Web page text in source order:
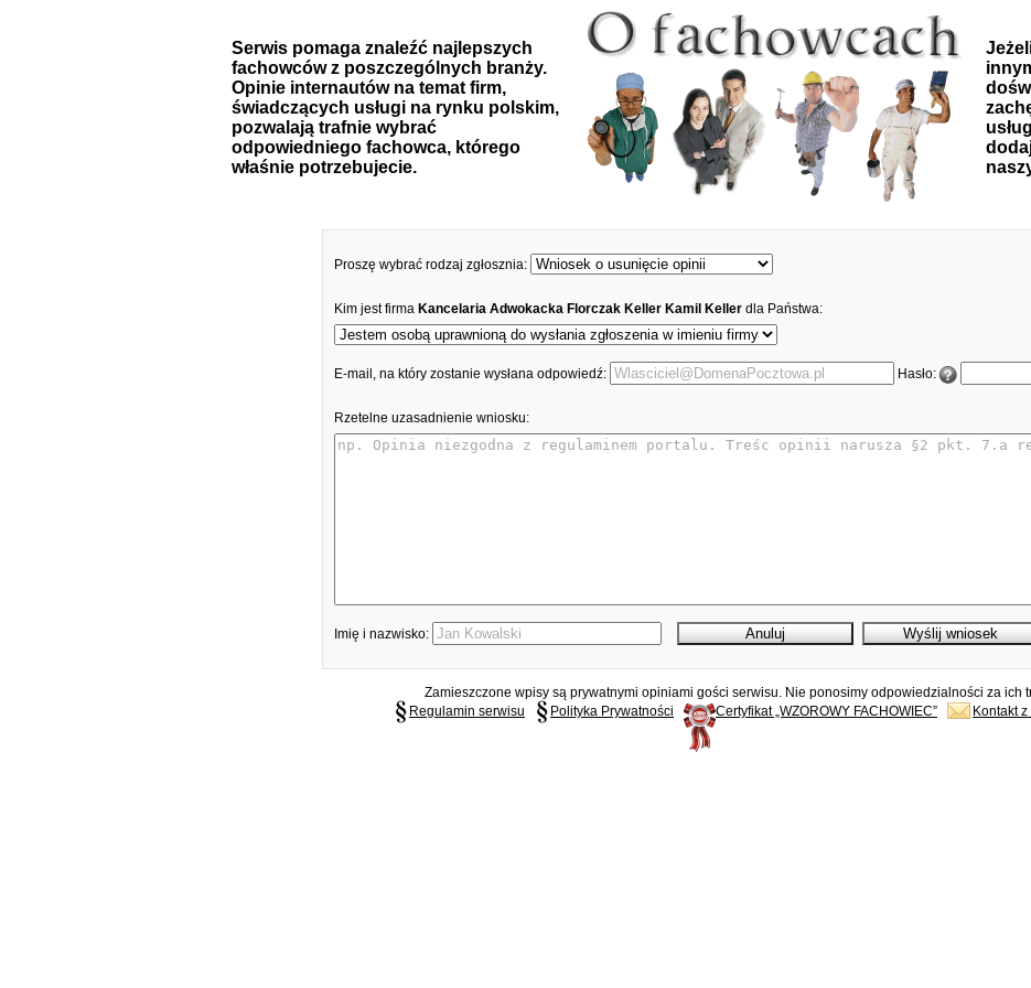
Serwis pomaga znaleźć najlepszych
fachowców z poszczególnych branży.
Opinie internautów na temat firm,
świadczących usługi na rynku polskim,
pozwalają trafnie wybrać
odpowiedniego fachowca, którego
właśnie potrzebujecie.
Proszę wybrać rodzaj zgłosznia:
Kim jest firma Kancelaria Adwokacka Florczak Keller Kamil Keller dla Państwa:
E-mail, na który zostanie wysłana odpowiedź: Hasło:
Rzetelne uzasadnienie wniosku:
Imię i nazwisko:
Zamieszczone wpisy są prywatnymi opiniami gości serwisu. Nie ponosimy odpowiedzialności za ich
Regulamin serwisu
Polityka Prywatności Certyfikat „WZOROWY FACHOWIEC” Kontakt